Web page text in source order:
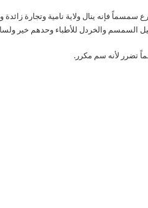
سمسماً فإنه ينال ولاية نامية وتجارة
السمسم والخردل للأطباء وحدهم خير
تضرر لأنه سم مكرر.